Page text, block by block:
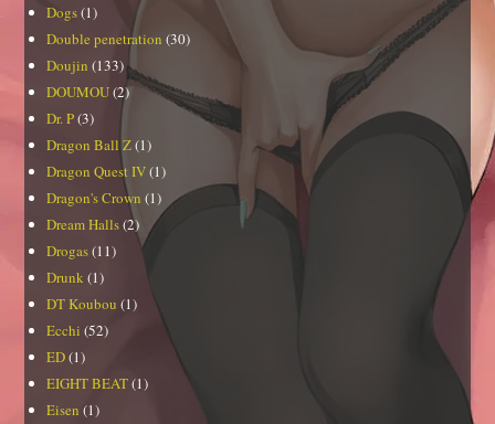
Dogs(1)
Double penetration (30)
Doujin (133)
DOUMOU(2)
Dr. P(3)
Dragon Ball Z(1)
Dragon Quest IV(1)
Dragon's Crown (1)
Dream Halls(2)
Drogas(11)
Drunk (1)
DT Koubou (1)
Ecchi (52)
ED(1)
EIGHT BEAT(1)
Eisen (1)